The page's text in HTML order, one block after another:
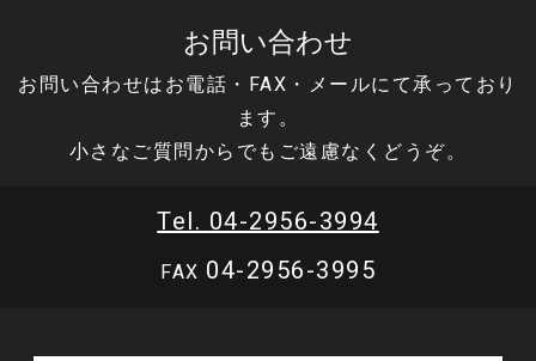
お問い合わせ
お問い合わせはお電話・FAX・メールにて承っており
ます。
小さなご質問からでもご遠慮なくどうぞ。
Tel. 04-2956-3994
FAX 04-2956-3995